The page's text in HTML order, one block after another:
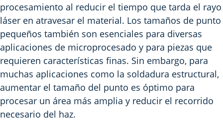
procesamiento al reducir el tiempo que tarda el rayo
láser en atravesar el material. Los tamaños de punto
pequeños también son esenciales para diversas
aplicaciones de microprocesado y para piezas que
requieren características finas. Sin embargo, para
muchas aplicaciones como la soldadura estructural,
aumentar el tamaño del punto es óptimo para
procesar un área más amplia y reducir el recorrido
necesario del haz.